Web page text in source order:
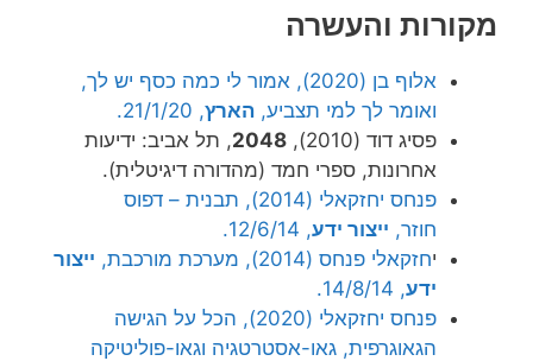
מקורות והעשרה
אלוף בן (2020), אמור לי כמה כסף יש לך,
ואומר לך למי תצביע, הארץ, 21/1/20.
פסיג דוד (2010),
2048, תל אביב: ידיעות
אחרונות, ספרי חמד (מהדורה דיגיטלית).
פנחס יחזקאלי (2014), תבנית – דפוס
חוזר, ייצור ידע, 12/6/14.
יחזקאלי פנחס (2014), מערכת מורכבת,
ייצור
ידע, 14/8/14.
פנחס יחזקאלי (2020), הכל על הגישה
הגאוגרפית, גאו-אסטרטגיה וגאו-פוליטיקה